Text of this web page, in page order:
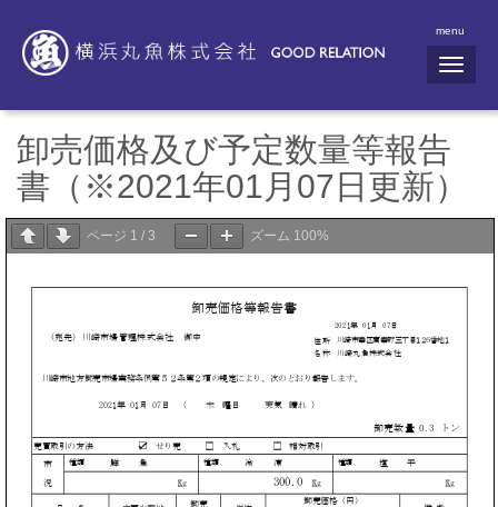
menu
N
a
i
n
卸売価格及び予定数量等報告
書（※2021年01月07日更新）
ページ 1 / 3 ズーム 100%